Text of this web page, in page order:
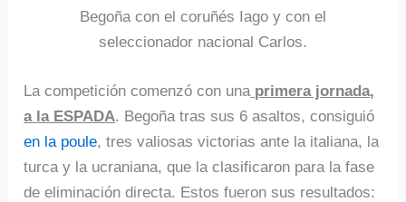
Begoña con el coruñés Iago y con el
seleccionador nacional Carlos.
La competición comenzó con unaprimera jornada,
a la ESPADA. Begoña tras sus 6 asaltos, consiguió
en la poule, tres valiosas victorias ante la italiana, la
turca y la ucraniana, que la clasificaron para la fase
de eliminación directa. Estos fueron sus resultados: